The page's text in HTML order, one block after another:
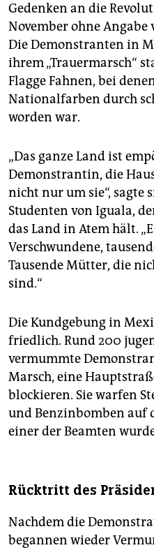
Gedenken an die
November ohne Angabe
Die Demonstranten in
ihrem „Trauermarsch“
Flagge Fahnen, bei
Nationalfarben durch
worden war.
„Das ganze Land ist
Demonstrantin, die
nicht nur um sie“, sagte
Studenten von Iguala,
das Land in Atem hält.
Verschwundene,
Tausende Mütter, die
sind.“
Die Kundgebung in
friedlich. Rund 200
vermummte
Marsch, eine
blockieren. Sie warfen
und Benzinbomben auf
einer der Beamten
Rücktritt des
Nachdem die
begannen wieder